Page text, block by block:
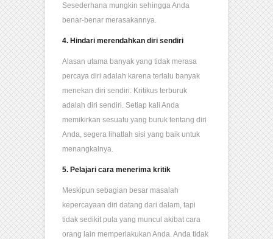
Sesederhana mungkin sehingga Anda
benar-benar merasakannya.
4. Hindari merendahkan diri sendiri
Alasan utama banyak yang tidak merasa
percaya diri adalah karena terlalu banyak
menekan diri sendiri. Kritikus terburuk
adalah diri sendiri. Setiap kali Anda
memikirkan sesuatu yang buruk tentang diri
Anda, segera lihatlah sisi yang baik untuk
menangkalnya.
5. Pelajari cara menerima kritik
Meskipun sebagian besar masalah
kepercayaan diri datang dari dalam, tapi
tidak sedikit pula yang muncul akibat cara
orang lain memperlakukan Anda. Anda tidak